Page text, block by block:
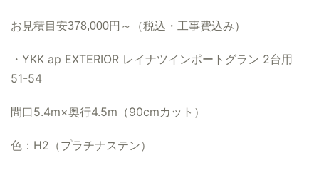
お見積目安378,000円 ～（税込・工事費込み）
・YKK ap EXTERIOR レイナツインポートグラン 2台用
51-54
間口5.4m×奥行4.5m（90cmカット）
色：H2（プラチナステン）